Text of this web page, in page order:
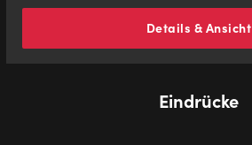
Details & Ansicht
Eindrücke